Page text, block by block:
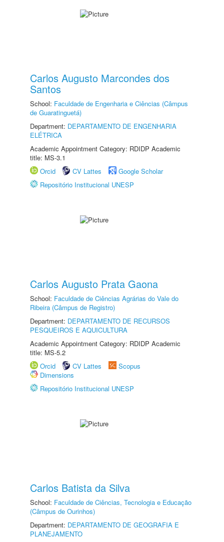
Carlos Augusto Marcondes dos
Santos
School: Faculdade de Engenharia e Ciências (Câmpus
de Guaratinguetá)
Department: DEPARTAMENTO DE ENGENHARIA
ELÉTRICA
Academic Appointment Category: RDIDP Academic
title: MS-3.1
Orcid
CV Lattes
Google Scholar
Repositório Institucional UNESP
Carlos Augusto Prata Gaona
School: Faculdade de Ciências Agrárias do Vale do
Ribeira (Câmpus de Registro)
Department: DEPARTAMENTO DE RECURSOS
PESQUEIROS E AQUICULTURA
Academic Appointment Category: RDIDP Academic
title: MS-5.2
Orcid
CV Lattes
Scopus
Dimensions
Repositório Institucional UNESP
Carlos Batista da Silva
School: Faculdade de Ciências, Tecnologia e Educação
(Câmpus de Ourinhos)
Department: DEPARTAMENTO DE GEOGRAFIA E
PLANEJAMENTO